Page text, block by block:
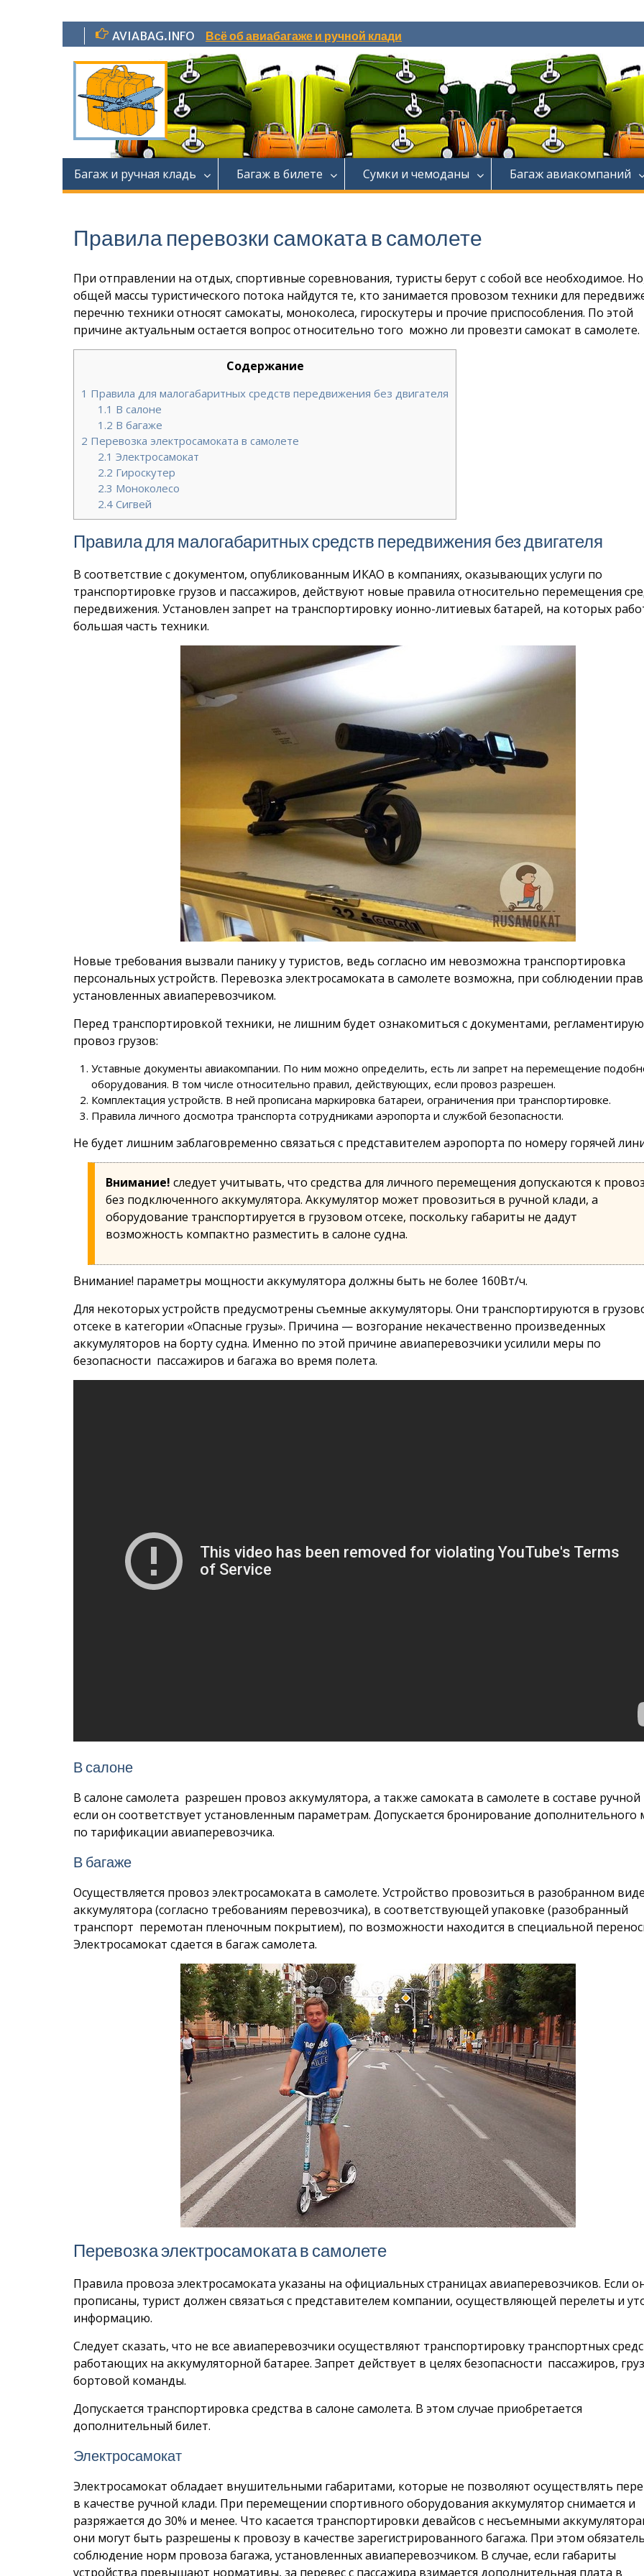
Перейти
к
содержимому
AVIABAG.INFO Всё об авиабагаже и ручной клади
Багаж и ручная кладь Багаж в билете Сумки и чемоданы Багаж авиакомпаний
Правила перевозки самоката в самолете
При отправлении на отдых, спортивные соревнования, туристы берут с собой все необходимое.
общей массы туристического потока найдутся те, кто занимается провозом техники для
перечню техники относят самокаты, моноколеса, гироскутеры и прочие приспособления. По этой
причине актуальным остается вопрос относительно того можно ли провезти самокат в самолете.
Содержание
1 Правила для малогабаритных средств передвижения без двигателя
1.1 В салоне
1.2 В багаже
2 Перевозка электросамоката в самолете
2.1 Электросамокат
2.2 Гироскутер
2.3 Моноколесо
2.4Сигвей
Правила для малогабаритных средств передвижения без двигателя
В соответствие с документом, опубликованным ИКАО в компаниях, оказывающих услуги по
транспортировке грузов и пассажиров, действуют новые правила относительно перемещения
передвижения. Установлен запрет на транспортировку ионно-литиевых батарей, на которых
большая часть техники.
Новые требования вызвали панику у туристов, ведь согласно им невозможна транспортировка
персональных устройств. Перевозка электросамоката в самолете возможна, при соблюдении
установленных авиаперевозчиком.
Перед транспортировкой техники, не лишним будет ознакомиться с документами,
провоз грузов:
Уставные документы авиакомпании. По ним можно определить, есть ли запрет на перемещение
оборудования. В том числе относительно правил, действующих, если провоз разрешен.
Комплектация устройств. В ней прописана маркировка батареи, ограничения при транспортировке.
Правила личного досмотра транспорта сотрудниками аэропорта и службой безопасности.
Не будет лишним заблаговременно связаться с представителем аэропорта по номеру горячей
Внимание! следует учитывать, что средства для личного перемещения допускаются к
без подключенного аккумулятора. Аккумулятор может провозиться в ручной клади, а
оборудование транспортируется в грузовом отсеке, поскольку габариты не дадут
возможность компактно разместить в салоне судна.
Внимание! параметры мощности аккумулятора должны быть не более 160Вт/ч.
Для некоторых устройств предусмотрены съемные аккумуляторы. Они транспортируются в
отсеке в категории «Опасные грузы». Причина — возгорание некачественно произведенных
аккумуляторов на борту судна. Именно по этой причине авиаперевозчики усилили меры по
безопасности пассажиров и багажа во время полета.
В салоне
В салоне самолета разрешен провоз аккумулятора, а также самоката в самолете в составе ручной
если он соответствует установленным параметрам. Допускается бронирование дополнительного
по тарификации авиаперевозчика.
В багаже
Осуществляется провоз электросамоката в самолете. Устройство провозиться в разобранном
аккумулятора (согласно требованиям перевозчика), в соответствующей упаковке (разобранный
транспорт перемотан пленочным покрытием), по возможности находится в специальной
Электросамокат сдается в багаж самолета.
Перевозка электросамоката в самолете
Правила провоза электросамоката указаны на официальных страницах авиаперевозчиков. Если
прописаны, турист должен связаться с представителем компании, осуществляющей перелеты и
информацию.
Следует сказать, что не все авиаперевозчики осуществляют транспортировку транспортных
работающих на аккумуляторной батарее. Запрет действует в целях безопасности пассажиров,
бортовой команды.
Допускается транспортировка средства в салоне самолета. В этом случае приобретается
дополнительный билет.
Электросамокат
Электросамокат обладает внушительными габаритами, которые не позволяют осуществлять
в качестве ручной клади. При перемещении спортивного оборудования аккумулятор снимается и
разряжается до 30% и менее. Что касается транспортировки девайсов с несъемными
они могут быть разрешены к провозу в качестве зарегистрированного багажа. При этом
соблюдение норм провоза багажа, установленных авиаперевозчиком. В случае, если габариты
устройства превышают нормативы, за перевес с пассажира взимается дополнительная плата в